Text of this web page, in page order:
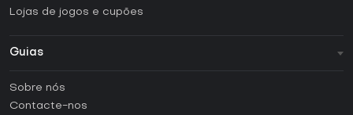
Lojas de jogos e cupões
Guias
Sobre nós
Contacte-nos